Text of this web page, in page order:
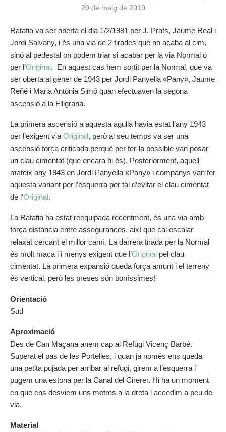
29 de maig de 2019
Ratafia va ser oberta el dia 1/2/1981 per J. Prats, Jaume Real i
Jordi Salvany, i és una via de 2 tirades que no acaba al cim,
sinó al pedestal on podem triar si acabar per la via Normal o
per l’Original. En aquest cas hem sortit per la Normal, que va
ser oberta al gener de 1943 per Jordi Panyella «Pany», Jaume
Reñé i Maria Antònia Simó quan efectuaven la segona
ascensió a la Filigrana.
La primera ascensió a aquesta agulla havia estat l’any 1943
per l’exigent via Original, però al seu temps va ser una
ascensió força criticada perquè per fer-la possible van posar
un clau cimentat (que encara hi és). Posteriorment, aquell
mateix any 1943 en Jordi Panyella «Pany» i companys van fer
aquesta variant per l’esquerra per tal d’evitar el clau cimentat
de l’Original.
La Ratafia ha estat reequipada recentment, és una via amb
força distància entre assegurances, així que cal escalar
relaxat cercant el millor camí. La darrera tirada per la Normal
és molt maca i i menys exigent que l’Original pel clau
cimentat. La primera expansió queda força amunt i el terreny
és vertical, però les preses són boníssimes!
Orientació
Sud
Aproximació
Des de Can Maçana anem cap al Refugi Vicenç Barbé.
Superat el pas de les Portelles, i quan ja només ens queda
una petita pujada per arribar al refugi, girem a l’esquerra i
pugem una estona per la Canal del Cirerer. Hi ha un moment
en que ens desviem uns metres a la dreta i accedim a peu de
via.
Material